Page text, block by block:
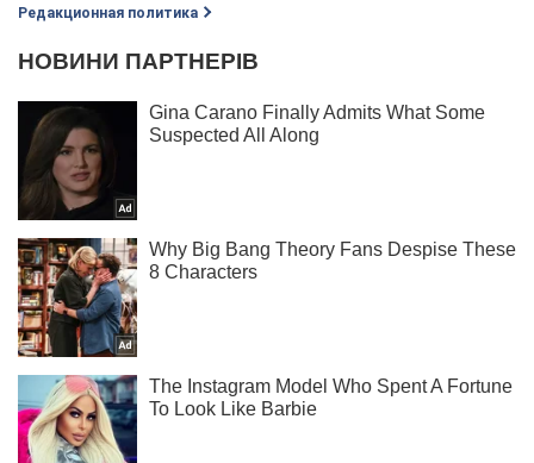
Редакционная политика